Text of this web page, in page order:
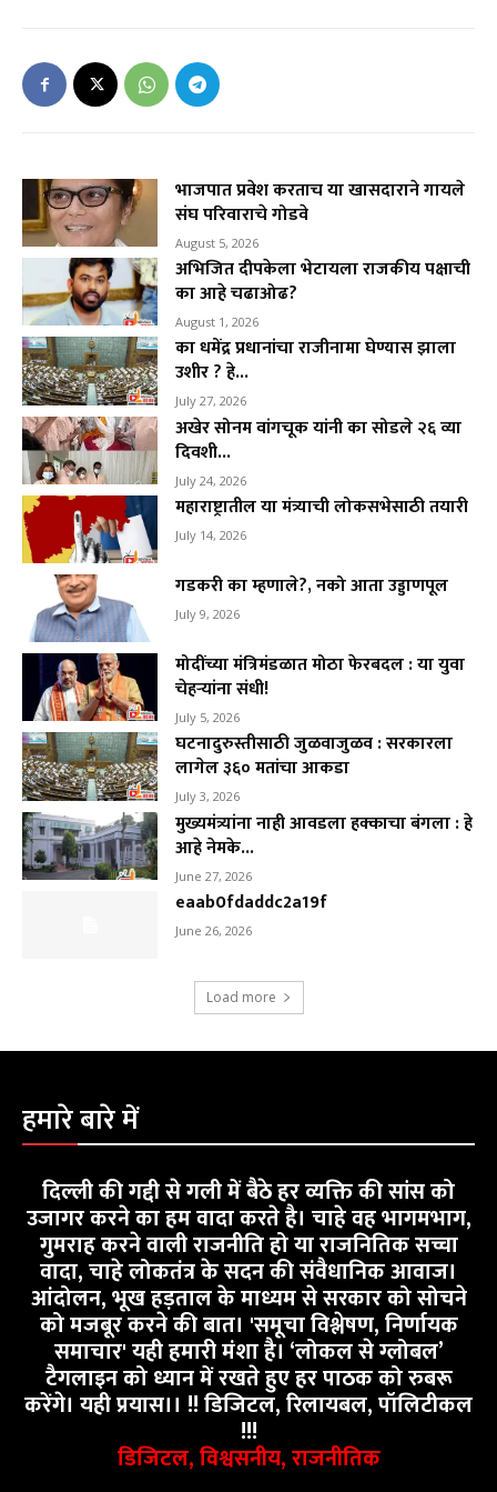
भाजपात प्रवेश करताच या खासदाराने गायले
संघ परिवाराचे गोडवे
August 5, 2026
अभिजित दीपकेला भेटायला राजकीय पक्षाची
का आहे चढाओढ?
August 1, 2026
का धमेंद्र प्रधानांचा राजीनामा घेण्यास झाला
उशीर ? हे...
July 27, 2026
अखेर सोनम वांगचूक यांनी का सोडले २६ व्या
दिवशी...
July 24, 2026
महाराष्ट्रातील या मंत्र्याची लोकसभेसाठी तयारी
July 14, 2026
गडकरी का म्हणाले?, नको आता उड्डाणपूल
July 9, 2026
मोदींच्या मंत्रिमंडळात मोठा फेरबदल : या युवा
चेहऱ्यांना संधी!
July 5, 2026
घटनादुरुस्तीसाठी जुळवाजुळव : सरकारला
लागेल ३६० मतांचा आकडा
July 3, 2026
मुख्यमंत्र्यांना नाही आवडला हक्काचा बंगला : हे
आहे नेमके...
June 27, 2026
eaab0fdaddc2a19f
June 26, 2026
Load more
हमारे बारे में
दिल्ली की गद्दी से गली में बैठे हर व्यक्ति की सांस को
उजागर करने का हम वादा करते है। चाहे वह भागमभाग,
गुमराह करने वाली राजनीति हो या राजनितिक सच्चा
वादा, चाहे लोकतंत्र के सदन की संवैधानिक आवाज।
आंदोलन, भूख हड़ताल के माध्यम से सरकार को सोचने
को मजबूर करने की बात। 'समूचा विश्लेषण, निर्णायक
समाचार' यही हमारी मंशा है। ‘लोकल से ग्लोबल’
टैगलाइन को ध्यान में रखते हुए हर पाठक को रुबरू
करेंगे। यही प्रयास।। !! डिजिटल, रिलायबल, पॉलिटीकल
!!!
डिजिटल, विश्वसनीय, राजनीतिक